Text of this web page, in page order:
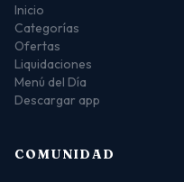
Inicio
Categorías
Ofertas
Liquidaciones
Menú del Día
Descargar app
COMUNIDAD